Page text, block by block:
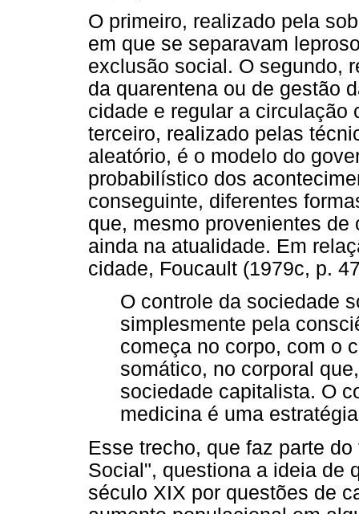
O primeiro, realizado pela
em que se separavam
exclusão social. O segundo,
da quarentena ou de gestão
cidade e regular a circulação
terceiro, realizado pelas
aleatório, é o modelo do
probabilístico dos
conseguinte, diferentes
que, mesmo provenientes
ainda na atualidade. Em
cidade, Foucault (1979c, p.
O controle da sociedade
simplesmente pela
começa no corpo, com o
somático, no corporal
sociedade capitalista. O
medicina é uma
Esse trecho, que faz parte
Social", questiona a ideia de
século XIX por questões de